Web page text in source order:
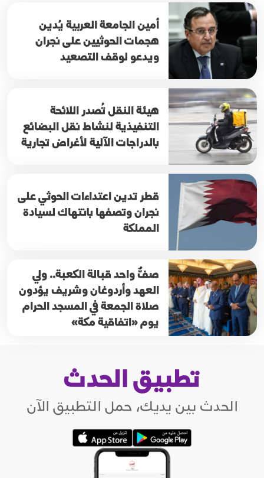
أمين الجامعة العربية يُدين
هجمات الحوثيين على نجران
ويدعو لوقف التصعيد
هيئة النقل تُصدر اللائحة
التنفيذية لنشاط نقل البضائع
بالدراجات الآلية لأغراض تجارية
قطر تدين اعتداءات الحوثي على
نجران وتصفها بانتهاك لسيادة
المملكة
صفٌّ واحد قبالة الكعبة.. ولي
العهد وأردوغان وشريف يؤدون
صلاة الجمعة في المسجد الحرام
يوم «اتفاقية مكة»
تطبيق الحدث
الحدث بين يديك، حمل التطبيق الآن